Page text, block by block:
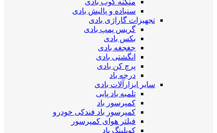
منگنه کوب بادی
سنباده و پالیش بادی
تجهیزات گاراژی بادی
گریس پمپ بادی
بکس بادی
جغجغه بادی
انگشتی بادی
پرچ کن بادی
درجه باد
سایر ابزارآلات بادی
تلمبه باد پایی
کمپرسور باد
کمپرسور باد فندکی خودرو
فیلتر هوای کمپرسور
کوپلینگ باد